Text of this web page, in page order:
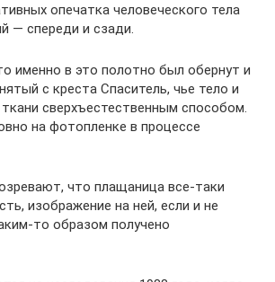
опечатка человеческого тела
— спереди и сзади.
именно в это полотно был обернут и
с креста Спаситель, чье тело и
сверхъестественным способом.
на фотопленке в процессе
что плащаница все-таки
изображение на ней, если и не
то образом получено